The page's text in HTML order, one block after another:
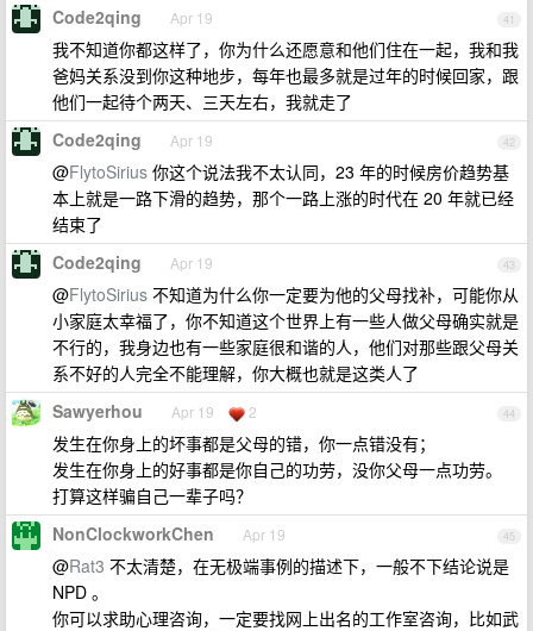
41
Code2qing Apr 19
我不知道你都这样了，你为什么还愿意和他们住在一起，我和我
爸妈关系没到你这种地步，每年也最多就是过年的时候回家，跟
他们一起待个两天、三天左右，我就走了
42
Code2qing Apr 19
@FlytoSirius 你这个说法我不太认同，23 年的时候房价趋势基
本上就是一路下滑的趋势，那个一路上涨的时代在 20 年就已经
结束了
43
Code2qing Apr 19
@FlytoSirius 不知道为什么你一定要为他的父母找补，可能你从
小家庭太幸福了，你不知道这个世界上有一些人做父母确实就是
不行的，我身边也有一些家庭很和谐的人，他们对那些跟父母关
系不好的人完全不能理解，你大概也就是这类人了
44
Sawyerhou Apr 19 2
发生在你身上的坏事都是父母的错，你一点错没有；
发生在你身上的好事都是你自己的功劳，没你父母一点功劳。
打算这样骗自己一辈子吗？
45
NonClockworkChen Apr 19
@Rat3 不太清楚，在无极端事例的描述下，一般不下结论说是
NPD 。
你可以求助心理咨询，一定要找网上出名的工作室咨询，比如武